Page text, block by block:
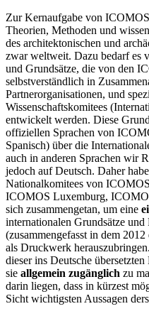
Zur Kernaufgabe von
Theorien, Methoden und
des architektonischen und
zwar weltweit. Dazu bedarf es
und Grundsätze, die von den
selbstverständlich in
Partnerorganisationen, und
Wissenschaftskomitees
entwickelt werden. Diese
offiziellen Sprachen von
Spanisch) über die
auch in anderen Sprachen wir
jedoch auf Deutsch. Daher
Nationalkomitees von
ICOMOS Luxemburg,
sich zusammengetan, um eine
internationalen Grundsätze
(zusammengefasst in dem
als Druckwerk
dieser ins Deutsche
sie allgemein zugänglich zu
darin liegen, dass in kürzest
Sicht wichtigsten Aussagen